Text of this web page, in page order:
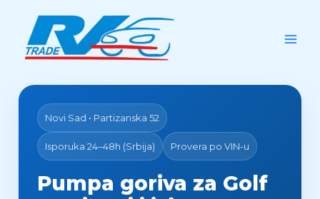
content
Novi Sad • Partizanska 52
Isporuka 24–48h (Srbija) Provera po VIN-u
Pumpa goriva za Golf